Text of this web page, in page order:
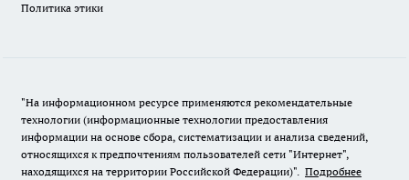
Политика этики
"На информационном ресурсе применяются рекомендательные
технологии (информационные технологии предоставления
информации на основе сбора, систематизации и анализа сведений,
относящихся к предпочтениям пользователей сети "Интернет",
находящихся на территории Российской Федерации)". Подробнее